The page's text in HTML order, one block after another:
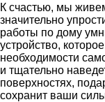
К счастью, мы
значительно
работы по дому
устройство,
необходимости
и тщательно
поверхностях,
сохранит ваши